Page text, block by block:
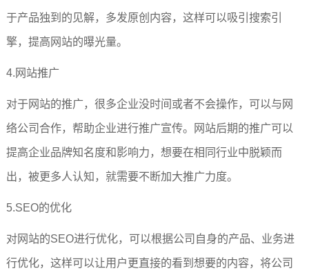
于产品独到的见解，多发原创内容，这样可以吸引搜索引
擎，提高网站的曝光量。
4.网站推广
对于网站的推广，很多企业没时间或者不会操作，可以与网
络公司合作，帮助企业进行推广宣传。网站后期的推广可以
提高企业品牌知名度和影响力，想要在相同行业中脱颖而
出，被更多人认知，就需要不断加大推广力度。
5.SEO的优化
对网站的SEO进行优化，可以根据公司自身的产品、业务进
行优化，这样可以让用户更直接的看到想要的内容，将公司